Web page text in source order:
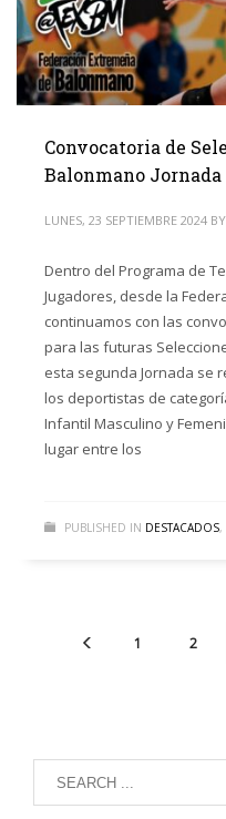
Convocatoria de
Balonmano Jornada
LUNES, 23 SEPTIEMBRE 2024 BY
Dentro del Programa de
Jugadores, desde la
continuamos con las
para las futuras
esta segunda Jornada se
los deportistas de
Infantil Masculino y
lugar entre los
PUBLISHED IN DESTACADOS,
1 2